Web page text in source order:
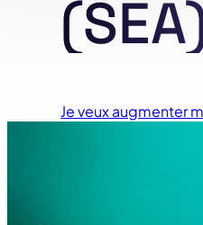
Je veux augmenter